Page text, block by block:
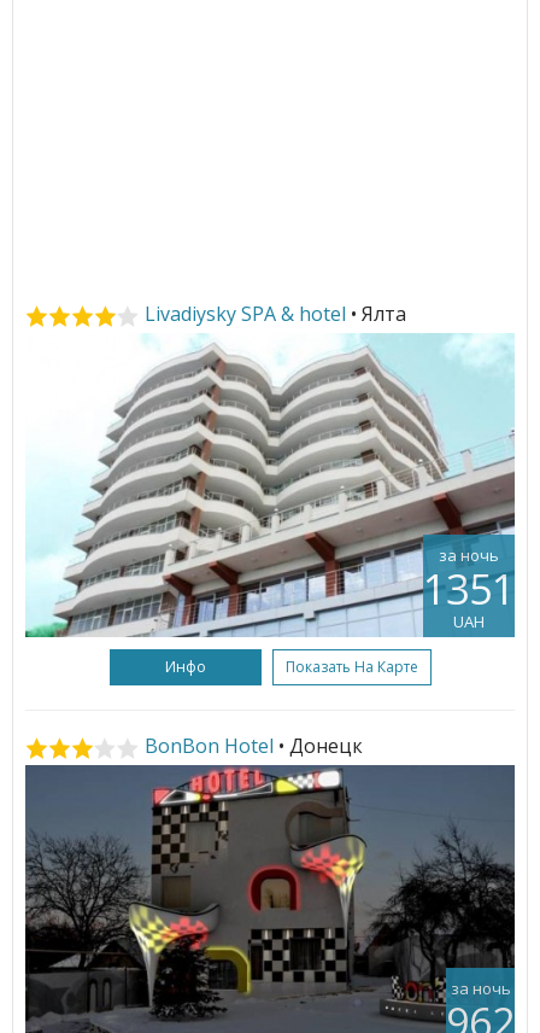
Livadiysky SPA & hotel • Ялта
за ночь
1351
UAH
Инфо Показать На Карте
BonBon Hotel • Донецк
за ночь
962